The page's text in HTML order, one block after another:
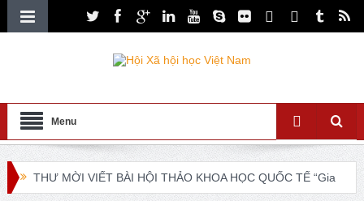
Menu
THƯ MỜI VIẾT BÀI HỘI THẢO KHOA HỌC QUỐC TẾ “Gia